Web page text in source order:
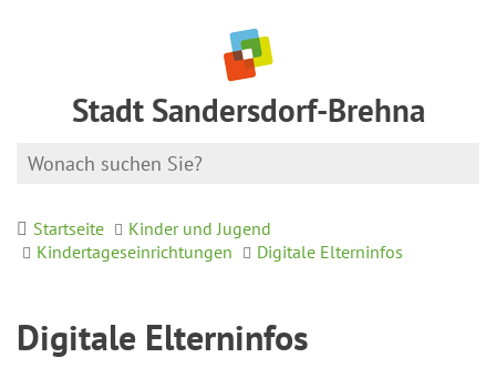
Stadt Sandersdorf-Brehna
Startseite
Kinder und Jugend
Kindertageseinrichtungen
Digitale Elterninfos
Digitale Elterninfos